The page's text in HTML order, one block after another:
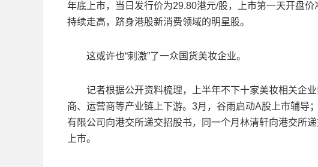
年底上市，当日发行价为29.80港元/股，上市第一天开盘
持续走高，跻身港股新消费领域的明星股。
这或许也“刺激”了一众国货美妆企业。
记者根据公开资料梳理，上半年不下十家美妆相关企业
商、运营商等产业链上下游。3月，谷雨启动A股上市辅导
有限公司向港交所递交招股书，同一个月林清轩向港交所
上市。